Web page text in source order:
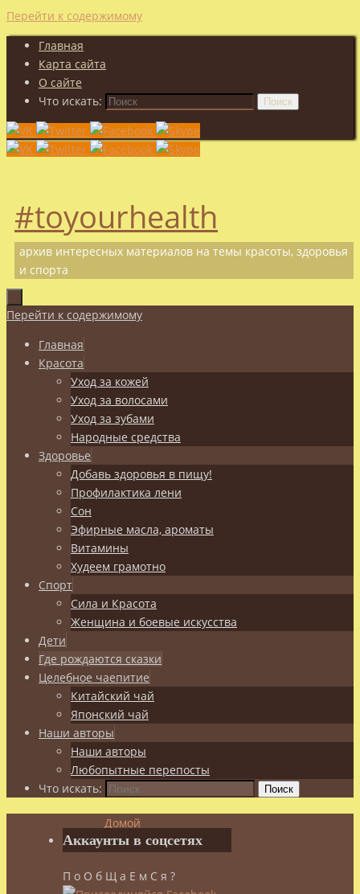
Перейти к содержимому
Главная
Карта сайта
О сайте
Что искать:
Поиск
#toyourhealth
архив интересных материалов на темы красоты, здоровья
и спорта
Перейти к содержимому
Главная
Красота
Уход за кожей
Уход за волосами
Уход за зубами
Народные средства
Здоровье
Добавь здоровья в пищу!
Профилактика лени
Сон
Эфирные масла, ароматы
Витамины
Худеем грамотно
Спорт
Сила и Красота
Женщина и боевые искусства
Дети
Где рождаются сказки
Целебное чаепитие
Китайский чай
Японский чай
Наши авторы
Наши авторы
Любопытные перепосты
Что искать:
Поиск
Домой
Archive
category
Аккаунты в соцсетях
П о О б Щ а Е м С я ?